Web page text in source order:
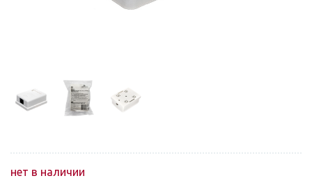
нет в наличии